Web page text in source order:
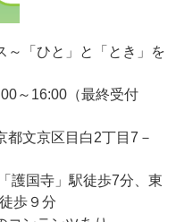
～「ひと」と「とき」を
～16:00（最終受付
都文京区目白2丁目7－
護国寺」駅徒歩7分、東
歩９分